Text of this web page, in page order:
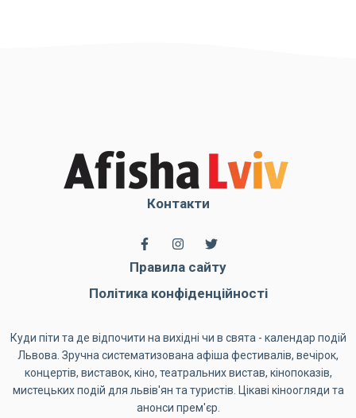
Контакти
Правила сайту
Політика конфіденційності
Куди піти та де відпочити на вихідні чи в свята - календар подій
Львова. Зручна систематизована афіша фестивалів, вечірок,
концертів, виставок, кіно, театральних вистав, кінопоказів,
мистецьких подій для львів'ян та туристів. Цікаві кіноогляди та
анонси прем'єр.